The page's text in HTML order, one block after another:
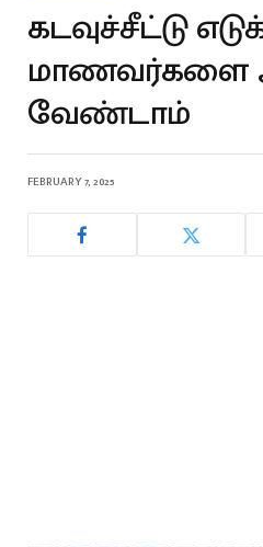
கடவுச்சீட்டு
மாணவர்களை
வேண்டாம்
FEBRUARY 7, 2025